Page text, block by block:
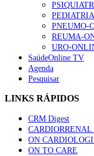
“Os
custo-
66
Trodelvy
elegíveis
61
PNEUMO-
REUMA-
URO-
SaúdeOnline TV
Agenda
Pesquisar
LINKS RÁPIDOS
CRM Digest
ON
ON TO CARE